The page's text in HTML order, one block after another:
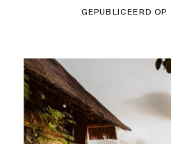
GEPUBLICEERD